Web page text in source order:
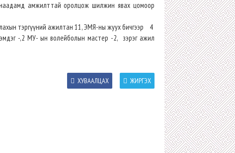
амжилттай оролцож шилжин явах цомоор
тэргүүний ажилтан 11, ЭМЯ-ны жуух бичгээр 4
-,2 МУ- ын волейболын мастер -2, зэрэг ажил
ЖИРГЭХ
ХУВААЛЦАХ